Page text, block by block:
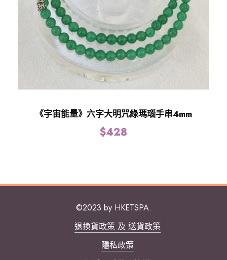
《宇宙能量》六字大明咒綠瑪瑙手串4mm
$428
©2023 by HKETSPA.
退換貨政策 及 送貨政策
隱私政策